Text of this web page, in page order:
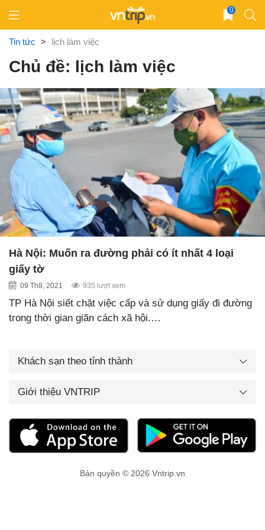
content
0
Tin tức > lịch làm việc
Chủ đề: lịch làm việc
Hà Nội: Muốn ra đường phải có ít nhất 4 loại
giấy tờ
09 Th8, 2021 935 lượt xem
TP Hà Nội siết chặt việc cấp và sử dụng giấy đi đường
trong thời gian giãn cách xã hội.…
Khách sạn theo tỉnh thành
Giới thiệu VNTRIP
Bản quyền © 2026 Vntrip.vn